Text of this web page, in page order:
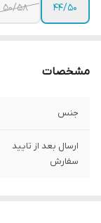
44/50
50/58
مشخصات
جنس
ارسال بعد از تایید
سفارش